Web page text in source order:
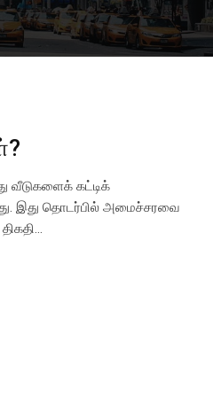
வீடுகளைக் கட்டிக்
இது தொடர்பில் அமைச்சரவை